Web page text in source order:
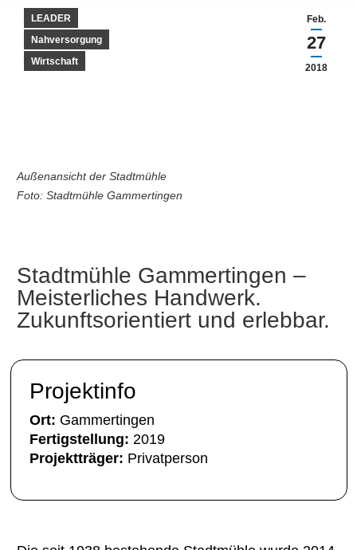
Feb.
27
2018
LEADER
Nahversorgung
Wirtschaft
Außenansicht der Stadtmühle
Foto: Stadtmühle Gammertingen
Stadtmühle Gammertingen –
Meisterliches Handwerk.
Zukunftsorientiert und erlebbar.
Projektinfo
Ort: Gammertingen
Fertigstellung: 2019
Projektträger: Privatperson